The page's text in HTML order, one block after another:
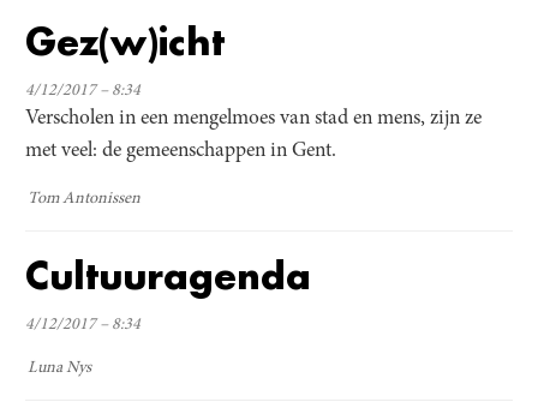
Gez(w)icht
4/12/2017 – 8:34
Verscholen in een mengelmoes van stad en mens, zijn ze
met veel: de gemeenschappen in Gent.
Tom Antonissen
Cultuuragenda
4/12/2017 – 8:34
Luna Nys